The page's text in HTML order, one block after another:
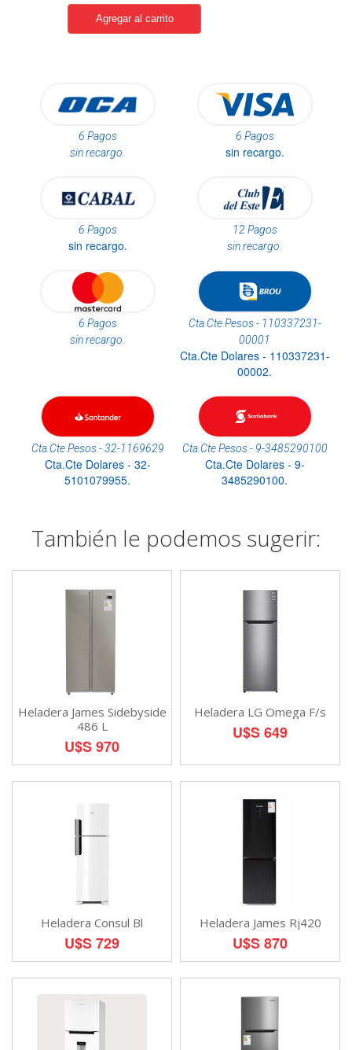
6 Pagos
sin recargo.
6 Pagos
sin recargo.
6 Pagos
sin recargo.
12 Pagos
sin recargo.
6 Pagos
sin recargo.
Cta.Cte Pesos - 110337231-
00001
Cta.Cte Dolares - 110337231-
00002.
Cta.Cte Pesos - 32-1169629
Cta.Cte Dolares - 32-
5101079955.
Cta.Cte Pesos - 9-3485290100
Cta.Cte Dolares - 9-
3485290100.
También le podemos sugerir:
Heladera James Sidebyside
486 L
U$S 970
Heladera LG Omega F/s
U$S 649
Heladera Consul Bl
U$S 729
Heladera James Rj420
U$S 870